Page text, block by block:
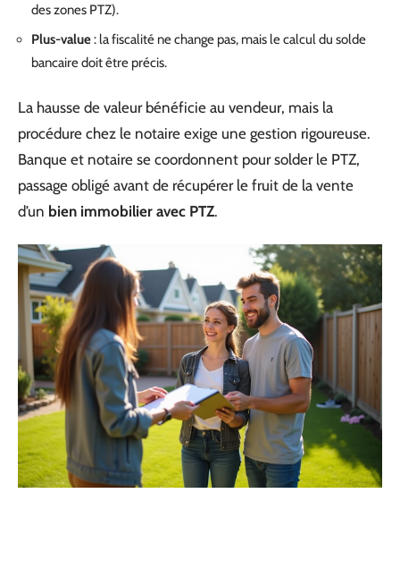
des zones PTZ).
Plus-value: la fiscalité ne change pas, mais le calcul du solde
bancaire doit être précis.
La hausse de valeur bénéficie au vendeur, mais la
procédure chez le notaire exige une gestion rigoureuse.
Banque et notaire se coordonnent pour solder le PTZ,
passage obligé avant de récupérer le fruit de la vente
d’un bien immobilier avec PTZ.